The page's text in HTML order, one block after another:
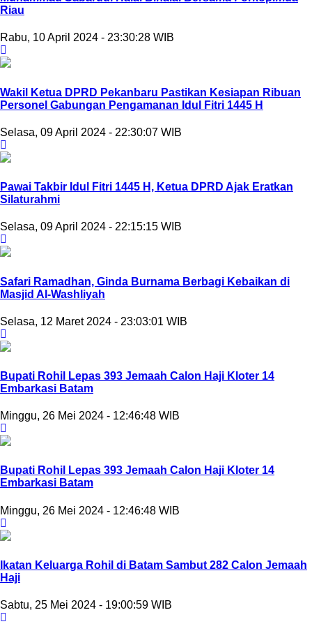
Riau
Rabu, 10 April 2024 - 23:30:28 WIB
Wakil Ketua DPRD Pekanbaru Pastikan Kesiapan Ribuan
Personel Gabungan Pengamanan Idul Fitri 1445 H
Selasa, 09 April 2024 - 22:30:07 WIB
Pawai Takbir Idul Fitri 1445 H, Ketua DPRD Ajak Eratkan
Silaturahmi
Selasa, 09 April 2024 - 22:15:15 WIB
Safari Ramadhan, Ginda Burnama Berbagi Kebaikan di
Masjid Al-Washliyah
Selasa, 12 Maret 2024 - 23:03:01 WIB
Bupati Rohil Lepas 393 Jemaah Calon Haji Kloter 14
Embarkasi Batam
Minggu, 26 Mei 2024 - 12:46:48 WIB
Bupati Rohil Lepas 393 Jemaah Calon Haji Kloter 14
Embarkasi Batam
Minggu, 26 Mei 2024 - 12:46:48 WIB
Ikatan Keluarga Rohil di Batam Sambut 282 Calon Jemaah
Haji
Sabtu, 25 Mei 2024 - 19:00:59 WIB